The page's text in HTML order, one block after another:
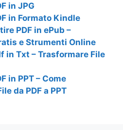
in JPG
in Formato Kindle
PDF in ePub –
e Strumenti Online
in Txt – Trasformare File
in PPT – Come
da PDF a PPT